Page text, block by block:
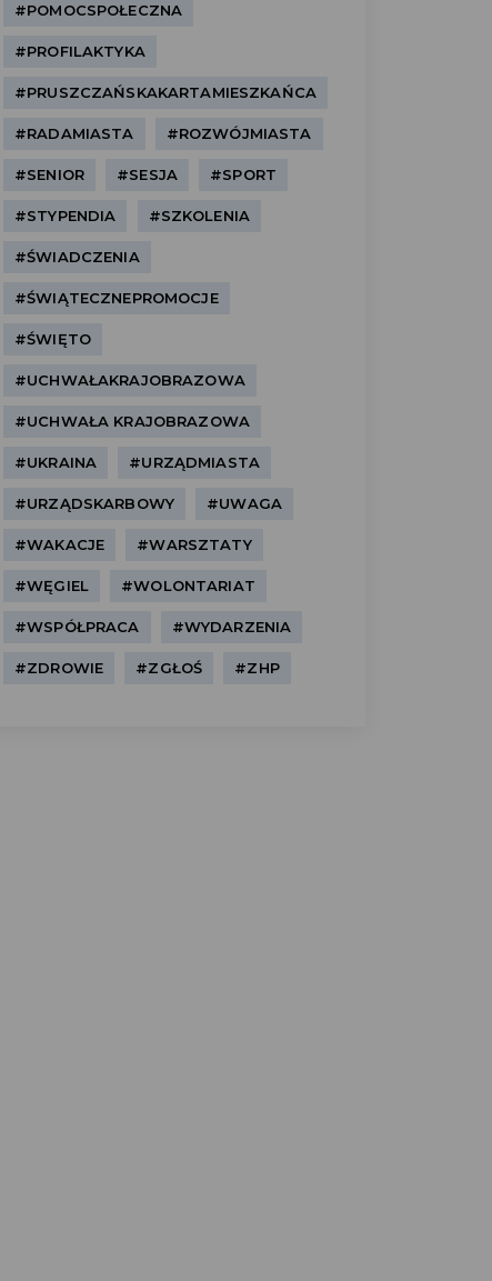
#POMOCSPOŁECZNA
#PROFILAKTYKA
#PRUSZCZAŃSKAKARTAMIESZKAŃCA
#RADAMIASTA #ROZWÓJMIASTA
#SENIOR #SESJA #SPORT
#STYPENDIA #SZKOLENIA
#ŚWIADCZENIA
#ŚWIĄTECZNEPROMOCJE
#ŚWIĘTO
#UCHWAŁAKRAJOBRAZOWA
#UCHWAŁA KRAJOBRAZOWA
#UKRAINA #URZĄDMIASTA
#URZĄDSKARBOWY #UWAGA
#WAKACJE #WARSZTATY
#WĘGIEL #WOLONTARIAT
#WSPÓŁPRACA #WYDARZENIA
#ZDROWIE #ZGŁOŚ #ZHP